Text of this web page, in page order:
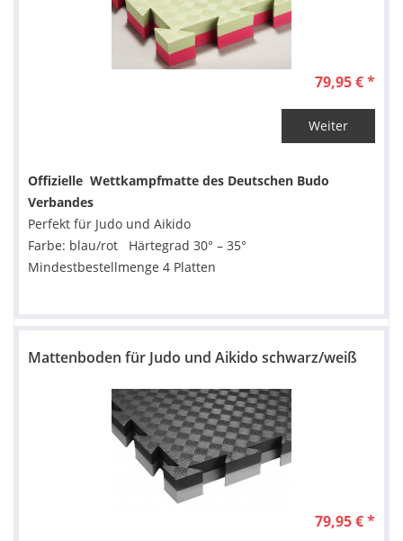
79,95 € *
Weiter
Offizielle Wettkampfmatte des Deutschen Budo
Verbandes
Perfekt für Judo und Aikido
Farbe: blau/rot Härtegrad 30° – 35°
Mindestbestellmenge 4 Platten
Mattenboden für Judo und Aikido schwarz/weiß
79,95 € *